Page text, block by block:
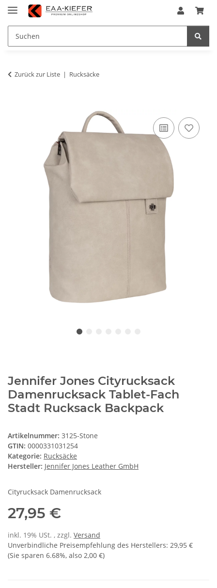
Zurück zur Liste Rucksäcke
Jennifer Jones Cityrucksack
Damenrucksack Tablet-Fach
Stadt Rucksack Backpack
Artikelnummer: 3125-Stone
GTIN: 0000331031254
Kategorie: Rucksäcke
Hersteller: Jennifer Jones Leather GmbH
Cityrucksack Damenrucksack
27,95 €
inkl. 19% USt. , zzgl. Versand
Unverbindliche Preisempfehlung des Herstellers: 29,95 €
(Sie sparen 6.68%, also 2,00 €)